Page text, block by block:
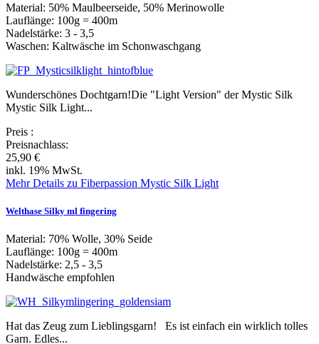
Material: 50% Maulbeerseide, 50% Merinowolle
Lauflänge: 100g = 400m
Nadelstärke: 3 - 3,5
Waschen: Kaltwäsche im Schonwaschgang
Wunderschönes Dochtgarn!Die "Light Version" der Mystic Silk
Mystic Silk Light...
Preis :
Preisnachlass:
25,90 €
inkl. 19% MwSt.
Mehr Details zu Fiberpassion Mystic Silk Light
Welthase Silky ml fingering
Material: 70% Wolle, 30% Seide
Lauflänge: 100g = 400m
Nadelstärke: 2,5 - 3,5
Handwäsche empfohlen
Hat das Zeug zum Lieblingsgarn! Es ist einfach ein wirklich tolles
Garn. Edles...